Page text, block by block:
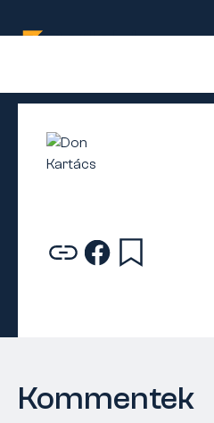
Kommentek